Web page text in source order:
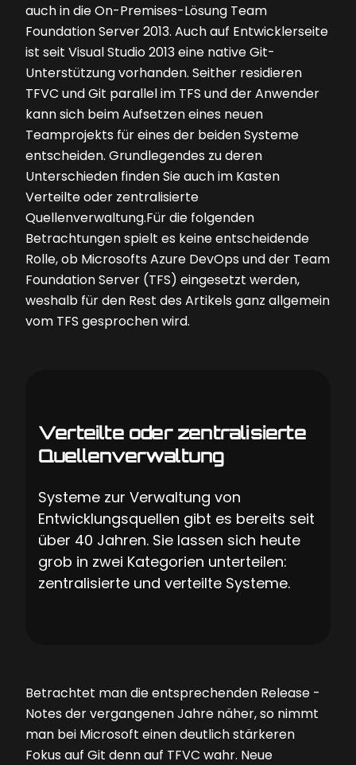
auch in die On-Premises-Lösung Team
Foundation Server 2013. Auch auf Entwicklerseite
ist seit Visual Studio 2013 eine native Git-
Unterstützung vorhanden. Seither residieren
TFVC und Git parallel im TFS und der Anwender
kann sich beim Aufsetzen eines neuen
Teamprojekts für eines der beiden Systeme
entscheiden. Grundlegendes zu deren
Unterschieden finden Sie auch im Kasten
Verteilte oder zentralisierte
Quellenverwaltung.Für die folgenden
Betrachtungen spielt es keine entscheidende
Rolle, ob Microsofts Azure DevOps und der Team
Foundation Server (TFS) eingesetzt werden,
weshalb für den Rest des Artikels ganz allgemein
vom TFS gesprochen wird.
Verteilte oder zentralisierte
Quellenverwaltung
Systeme zur Verwaltung von
Entwicklungsquellen gibt es bereits seit
über 40 Jahren. Sie lassen sich heute
grob in zwei Kategorien unterteilen:
zentralisierte und verteilte Systeme.
Betrachtet man die entsprechenden Release ­
Notes der vergangenen Jahre näher, so nimmt
man bei Microsoft einen deutlich stärkeren
Fokus auf Git denn auf TFVC wahr. Neue